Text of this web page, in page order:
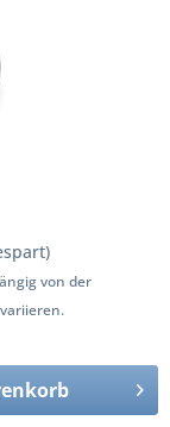
von der